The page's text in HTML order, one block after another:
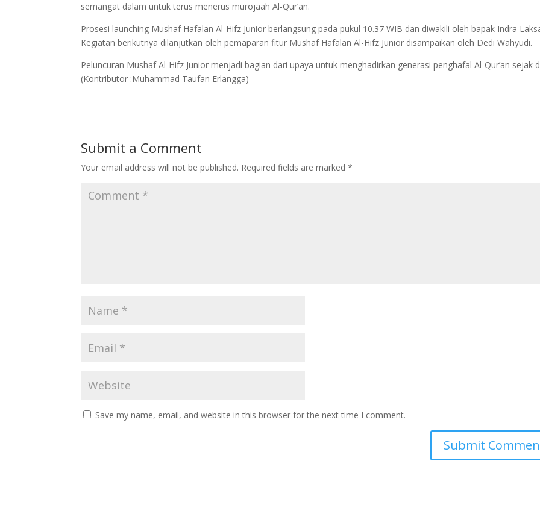
semangat dalam untuk terus menerus murojaah Al-Qur’an.
Prosesi launching Mushaf Hafalan Al-Hifz Junior berlangsung pada pukul 10.37 WIB dan diwakili oleh bapak Indra
Kegiatan berikutnya dilanjutkan oleh pemaparan fitur Mushaf Hafalan Al-Hifz Junior disampaikan oleh Dedi Wahyudi.
Peluncuran Mushaf Al-Hifz Junior menjadi bagian dari upaya untuk menghadirkan generasi penghafal Al-Qur’an sejak
(Kontributor :Muhammad Taufan Erlangga)
Submit a Comment
Your email address will not be published. Required fields are marked*
Save my name, email, and website in this browser for the next time I comment.